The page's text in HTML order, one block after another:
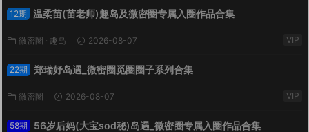
12期 温柔苗(苗老师)趣岛及微密圈专属入圈作品合集
微密圈 · 趣岛 2026-08-07 VIP
22期 郑瑞妤岛遇_微密圈觅圈圈子系列合集
微密圈 2026-08-07 VIP
58期 56岁后妈(大宝sod秘)岛遇_微密圈专属入圈作品合集